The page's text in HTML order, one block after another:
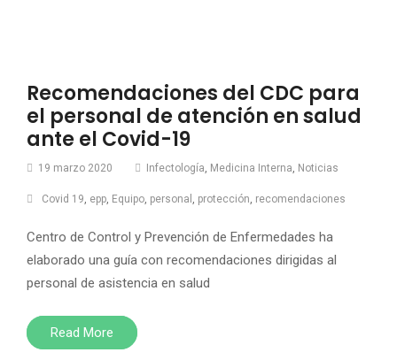
Recomendaciones del CDC para
el personal de atención en salud
ante el Covid-19
19 marzo 2020 Infectología, Medicina Interna, Noticias
Covid 19, epp, Equipo, personal , protección, recomendaciones
Centro de Control y Prevención de Enfermedades ha
elaborado una guía con recomendaciones dirigidas al
personal de asistencia en salud
Read More